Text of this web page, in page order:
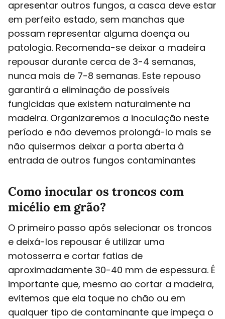
apresentar outros fungos, a casca deve estar
em perfeito estado, sem manchas que
possam representar alguma doença ou
patologia. Recomenda-se deixar a madeira
repousar durante cerca de 3-4 semanas,
nunca mais de 7-8 semanas. Este repouso
garantirá a eliminação de possíveis
fungicidas que existem naturalmente na
madeira. Organizaremos a inoculação neste
período e não devemos prolongá-lo mais se
não quisermos deixar a porta aberta à
entrada de outros fungos contaminantes
Como inocular os troncos com
micélio em grão?
O primeiro passo após selecionar os troncos
e deixá-los repousar é utilizar uma
motosserra e cortar fatias de
aproximadamente 30-40 mm de espessura. É
importante que, mesmo ao cortar a madeira,
evitemos que ela toque no chão ou em
qualquer tipo de contaminante que impeça o